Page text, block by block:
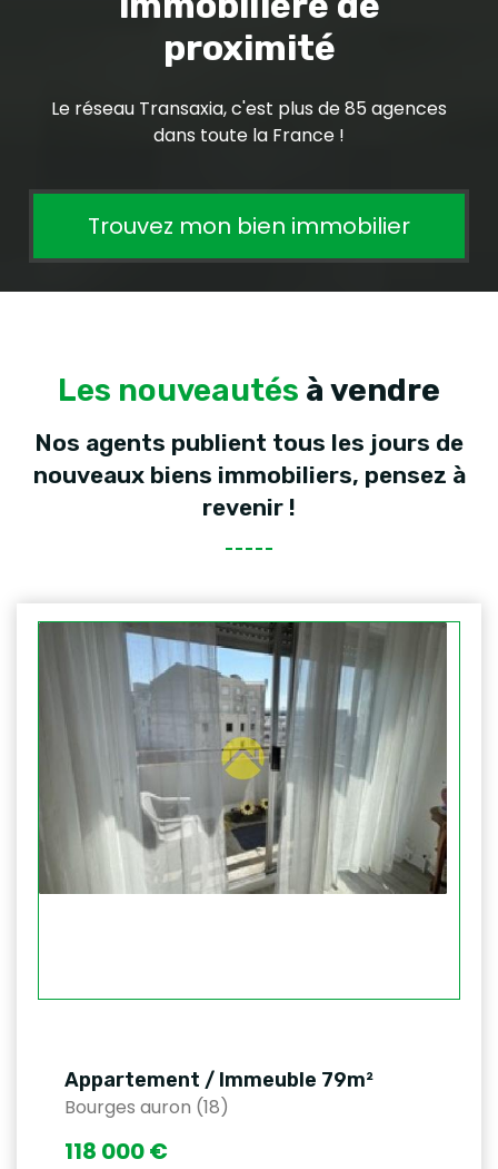
proximité
Le réseau Transaxia, c'est plus de 85 agences
dans toute la France !
Trouvez mon bien immobilier
Les nouveautés à vendre
Nos agents publient tous les jours de
nouveaux biens immobiliers, pensez à
revenir !
Appartement / Immeuble 79m²
Bourges auron (18)
118 000 €